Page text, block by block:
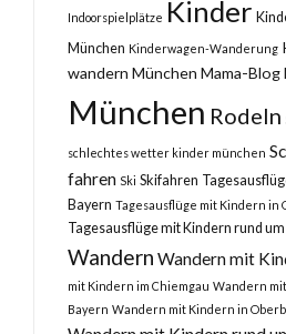
Indoorspielplätze Kinder
München Kinderwagen-Wanderung
wandern München Mama-Blog
München Rodeln
schlechtes wetter kinder münchen
fahren Ski Skifahren
Bayern Tagesausflüge mit Kindern in
Tagesausflüge mit Kindern rund
Wandern Wandern mit
mit Kindern im Chiemgau Wandern
Bayern Wandern mit Kindern in